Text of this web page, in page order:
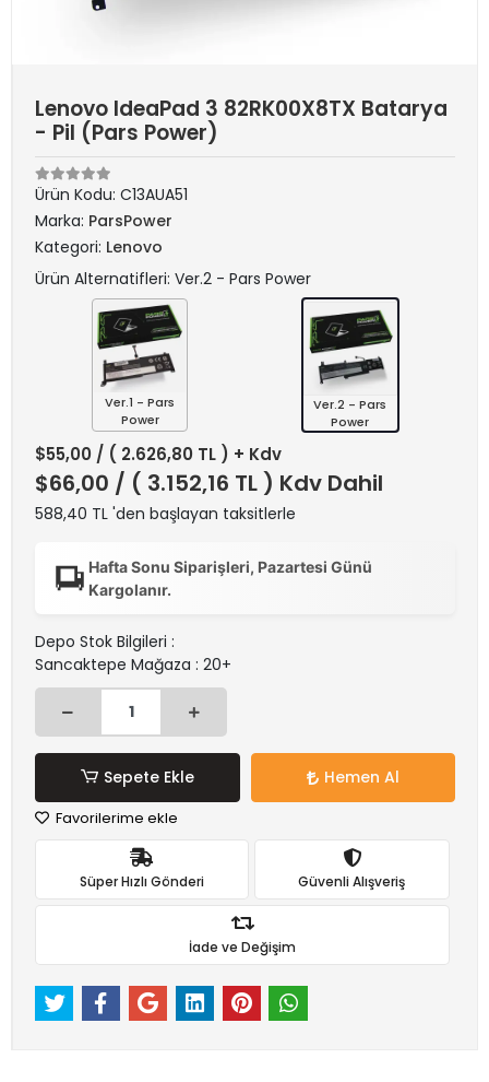
Lenovo IdeaPad 3 82RK00X8TX Batarya
- Pil (Pars Power)
Ürün Kodu: C13AUA51
Marka: ParsPower
Kategori: Lenovo
Ürün Alternatifleri: Ver.2 - Pars Power
Ver.1 - Pars
Power
Ver.2 - Pars
Power
$55,00 / ( 2.626,80 TL ) + Kdv
$66,00 / ( 3.152,16 TL ) Kdv Dahil
588,40 TL 'den başlayan taksitlerle
Hafta Sonu Siparişleri, Pazartesi Günü
Kargolanır.
Depo Stok Bilgileri :
Sancaktepe Mağaza : 20+
Sepete Ekle Hemen Al
Favorilerime ekle
Süper Hızlı Gönderi Güvenli Alışveriş
İade ve Değişim